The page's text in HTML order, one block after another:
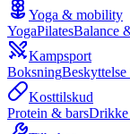
Yoga & mobility
YogaPilatesBalance
Kampsport
Boksning
Kosttilskud
Protein & barsDrikke